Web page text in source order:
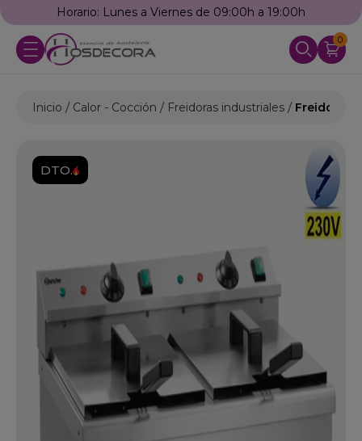
Horario: Lunes a Viernes de 09:00h a 19:00h
0
Inicio Calor - Cocción Freidoras industriales Freidora
DTO.